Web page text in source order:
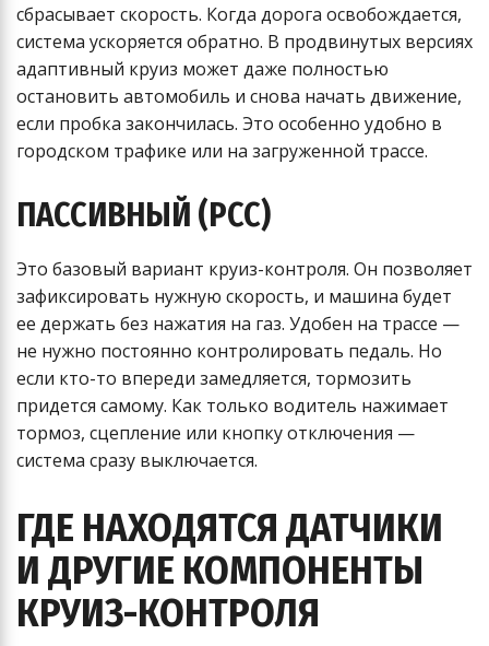
сбрасывает скорость. Когда дорога освобождается,
система ускоряется обратно. В продвинутых версиях
адаптивный круиз может даже полностью
остановить автомобиль и снова начать движение,
если пробка закончилась. Это особенно удобно в
городском трафике или на загруженной трассе.
ПАССИВНЫЙ (PCC)
Это базовый вариант круиз-контроля. Он позволяет
зафиксировать нужную скорость, и машина будет
ее держать без нажатия на газ. Удобен на трассе —
не нужно постоянно контролировать педаль. Но
если кто-то впереди замедляется, тормозить
придется самому. Как только водитель нажимает
тормоз, сцепление или кнопку отключения —
система сразу выключается.
ГДЕ НАХОДЯТСЯ ДАТЧИКИ
И ДРУГИЕ КОМПОНЕНТЫ
КРУИЗ-КОНТРОЛЯ